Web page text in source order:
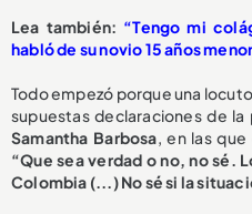
Lea también: “Tengo mi
habló de su novio 15 años menor
Todo empezó porque una
supuestas declaraciones de la
Samantha Barbosa, en las
“Que sea verdad o no, no sé.
Colombia (...) No sé si la